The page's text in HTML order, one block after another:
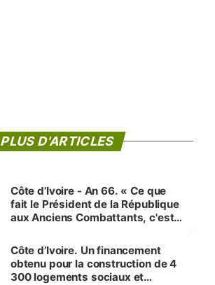
PLUS D'ARTICLES
Côte d’Ivoire - An 66. « Ce que
fait le Président de la République
aux Anciens Combattants, c'est
Côte d’Ivoire. Un financement
obtenu pour la construction de 4
300 logements sociaux et